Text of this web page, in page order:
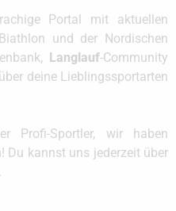
Portal mit aktuellen
und der Nordischen
Langlauf-Community
deine Lieblingssportarten
Profi-Sportler, wir haben
Du kannst uns jederzeit über